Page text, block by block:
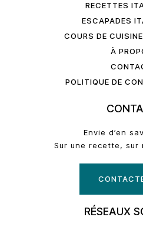
RECETTES
ESCAPADES
COURS DE
À
POLITIQUE DE
Envie d’en
Sur une recette, sur
RÉSEAUX